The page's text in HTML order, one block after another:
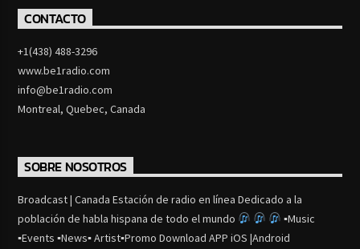
CONTACTO
+1(438) 488-3296
www.be1radio.com
info@be1radio.com
Montreal, Quebec, Canada
SOBRE NOSOTROS
Broadcast | Canada Estación de radio en línea Dedicado a la
población de habla hispana de todo el mundo
▪Music
▪Events ▪News▪ Artist▪Promo Download APP iOS |Android